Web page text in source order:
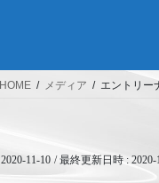
HOME メディア エントリー
2020-11-10 / 最終更新日時 : 2020-